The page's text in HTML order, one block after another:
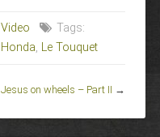
Video
Tags:
Honda, Le Touquet
Jesus on wheels – Part II →